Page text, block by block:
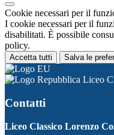
Cookie necessari per il
I cookie necessari per il
disabilitati. È possibile
policy.
Accetta tutti Salva le
Liceo
Contatti
Liceo Classico Lorenzo